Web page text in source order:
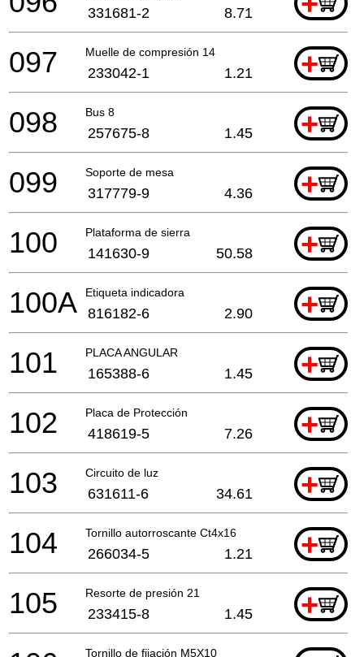
331681-2 8.71
Muelle de compresión 14 +
097 233042-1 1.21
Bus 8 +
098 257675-8 1.45
Soporte de mesa +
099 317779-9 4.36
Plataforma de sierra +
100 141630-9 50.58
Etiqueta indicadora +
100A 816182-6 2.90
PLACA ANGULAR +
101 165388-6 1.45
Placa de Protección +
102 418619-5 7.26
Circuito de luz +
103 631611-6 34.61
Tornillo autorroscante Ct4x16 +
104 266034-5 1.21
Resorte de presión 21 +
105 233415-8 1.45
Tornillo de fijación M5X10